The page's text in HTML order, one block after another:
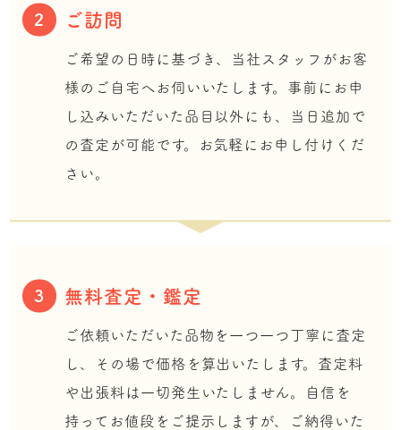
2 ご訪問
ご希望の日時に基づき、当社スタッフがお客
様のご自宅へお伺いいたします。事前にお申
し込みいただいた品目以外にも、当日追加で
の査定が可能です。お気軽にお申し付けくだ
さい。
3 無料査定・鑑定
ご依頼いただいた品物を一つ一つ丁寧に査定
し、その場で価格を算出いたします。査定料
や出張料は一切発生いたしません。自信を
持ってお値段をご提示しますが、ご納得いた